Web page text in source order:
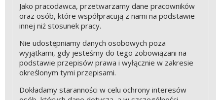
Jako pracodawca, przetwarzamy dane pracowników
oraz osób, które współpracują z nami na podstawie
innej niż stosunek pracy.
Nie udostępniamy danych osobowych poza
wyjątkami, gdy jesteśmy do tego zobowiązani na
podstawie przepisów prawa i wyłącznie w zakresie
określonym tymi przepisami.
Dokładamy staranności w celu ochrony interesów